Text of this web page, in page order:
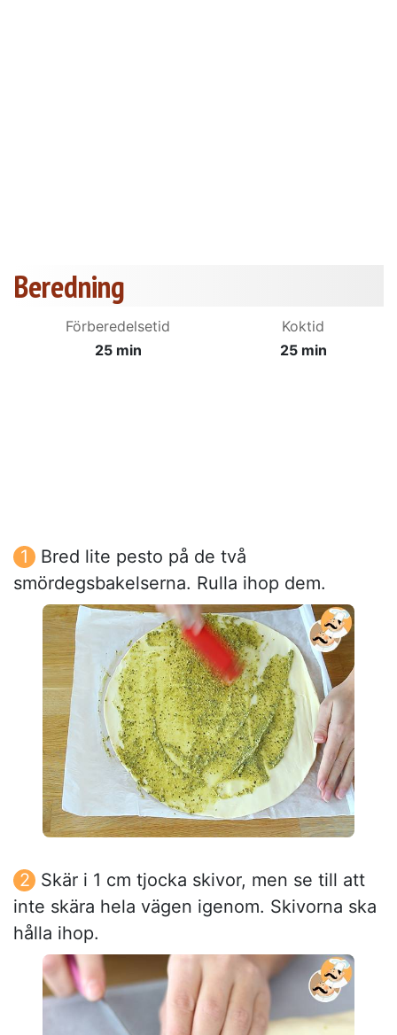
Beredning
Förberedelsetid
25 min
Koktid
25 min
Bred lite pesto på de två
smördegsbakelserna. Rulla ihop dem.
Skär i 1 cm tjocka skivor, men se till att
inte skära hela vägen igenom. Skivorna ska
hålla ihop.